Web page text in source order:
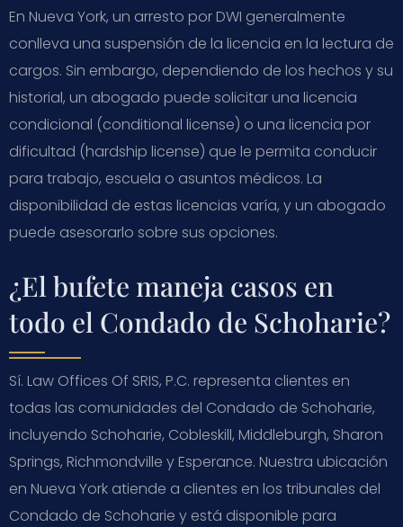
En Nueva York, un arresto por DWI generalmente
conlleva una suspensión de la licencia en la lectura de
cargos. Sin embargo, dependiendo de los hechos y su
historial, un abogado puede solicitar una licencia
condicional (conditional license) o una licencia por
dificultad (hardship license) que le permita conducir
para trabajo, escuela o asuntos médicos. La
disponibilidad de estas licencias varía, y un abogado
puede asesorarlo sobre sus opciones.
¿El bufete maneja casos en
todo el Condado de Schoharie?
Sí. Law Offices Of SRIS, P.C. representa clientes en
todas las comunidades del Condado de Schoharie,
incluyendo Schoharie, Cobleskill, Middleburgh, Sharon
Springs, Richmondville y Esperance. Nuestra ubicación
en Nueva York atiende a clientes en los tribunales del
Condado de Schoharie y está disponible para